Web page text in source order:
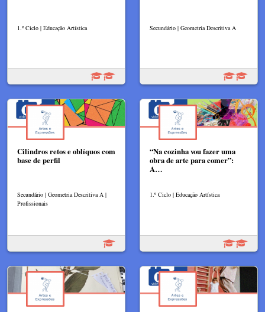
1.º Ciclo | Educação Artística Secundário | Geometria Descritiva A
Cilindros retos e oblíquos com
base de perfil
Secundário | Geometria Descritiva A |
Profissionais
“Na cozinha vou fazer uma
obra de arte para comer”:
A…
1.º Ciclo | Educação Artística